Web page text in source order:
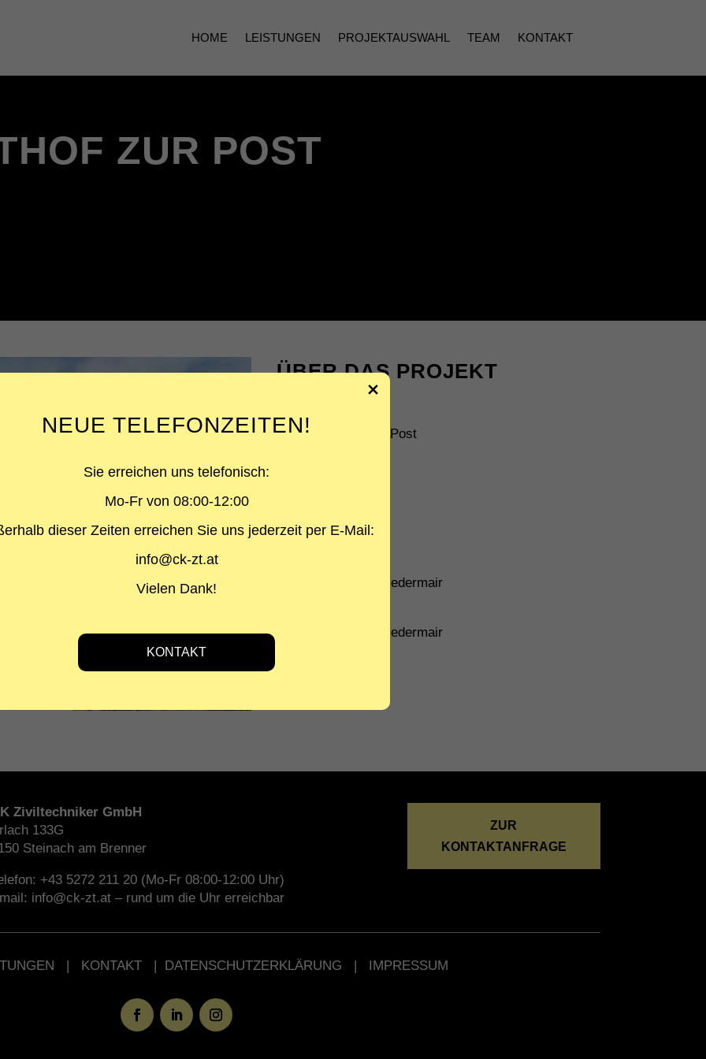
HOME LEISTUNGEN PROJEKTAUSWAHL TEAM KONTAKT
ZUR POST
ÜBER DAS PROJEKT
PROJEKTART
Zubau Gasthof zur Post
Florian Reindl eU
Arch. DI Hannes Niedermair
Arch. DI Hannes Niedermair
Ziviltechniker GmbH
133G
Steinach am Brenner
+43 5272 211 20 (Mo-Fr 08:00-12:00 Uhr)
info@ck-zt.at – rund um die Uhr erreichbar
ZUR
KONTAKTANFRAGE
KONTAKT DATENSCHUTZERKLÄRUNG IMPRESSUM
NEUE TELEFONZEITEN!
Sie erreichen uns telefonisch:
Mo-Fr von 08:00-12:00
dieser Zeiten erreichen Sie uns jederzeit per E-Mail:
info@ck-zt.at
Vielen Dank!